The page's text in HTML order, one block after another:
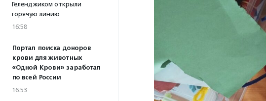
Геленджиком открыли
горячую линию
16:58
Портал поиска доноров
крови для животных
«Одной Крови» заработал
по всей России
16:53